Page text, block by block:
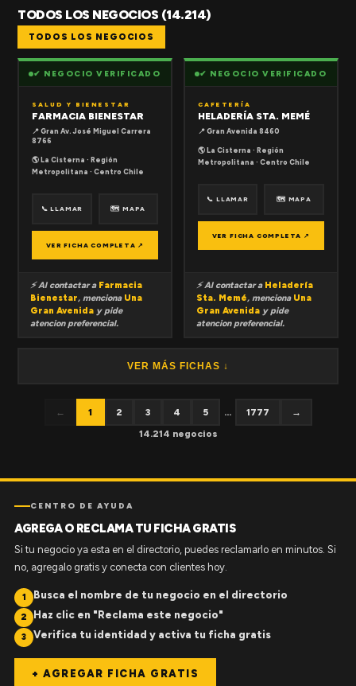
TODOS LOS NEGOCIOS (14.214)
TODOS LOS NEGOCIOS
✔ NEGOCIO VERIFICADO
SALUD Y BIENESTAR
FARMACIA BIENESTAR
📍 Gran Av. José Miguel Carrera
8766
🌎 La Cisterna · Región
Metropolitana · Centro Chile
📞 LLAMAR 🗺 MAPA
VER FICHA COMPLETA ↗
⚡ Al contactar a Farmacia
Bienestar, menciona Una
Gran Avenida y pide
atencion preferencial.
✔ NEGOCIO VERIFICADO
CAFETERÍA
HELADERÍA STA. MEMÉ
📍 Gran Avenida 8460
🌎 La Cisterna · Región
Metropolitana · Centro Chile
📞 LLAMAR 🗺 MAPA
VER FICHA COMPLETA ↗
⚡ Al contactar a Heladería
Sta. Memé, menciona Una
Gran Avenida y pide
atencion preferencial.
VER MÁS FICHAS ↓
← 1 2 3 4 5 ... 1777
→
14.214 negocios
CENTRO DE AYUDA
AGREGA O RECLAMA TU FICHA GRATIS
Si tu negocio ya esta en el directorio, puedes reclamarlo en minutos. Si
no, agregalo gratis y conecta con clientes hoy.
1 Busca el nombre de tu negocio en el directorio
2 Haz clic en "Reclama este negocio"
3 Verifica tu identidad y activa tu ficha gratis
+ AGREGAR FICHA GRATIS